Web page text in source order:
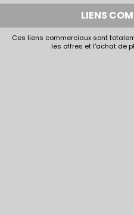
LIENS
Ces liens commerciaux sont
les offres et l'achat de